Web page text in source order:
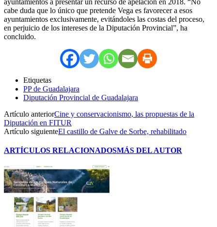
cabe duda que lo único que pretende Vega es favorecer a esos
ayuntamientos exclusivamente, evitándoles las costas del proceso,
en perjuicio de los intereses de la Diputación Provincial”, ha
concluido.
Etiquetas
PP de Guadalajara
Diputación Provincial de Guadalajara
Artículo anteriorCine y conservacionismo, las propuestas de la
Diputación en FITUR
Artículo siguienteEl castillo de Galve de Sorbe, rehabilitado
ARTÍCULOS RELACIONADOSMÁS DEL AUTOR